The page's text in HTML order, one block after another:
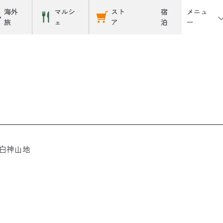
海外
旅
マルシ
ェ
スト
ア
宿
泊
メニュ
ー